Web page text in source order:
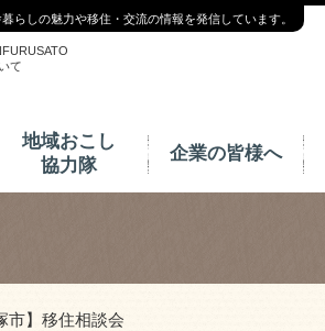
らしの魅力や移住・交流の情報を発信しています。
て
地域おこし
協力隊
企業の皆様へ
市】移住相談会